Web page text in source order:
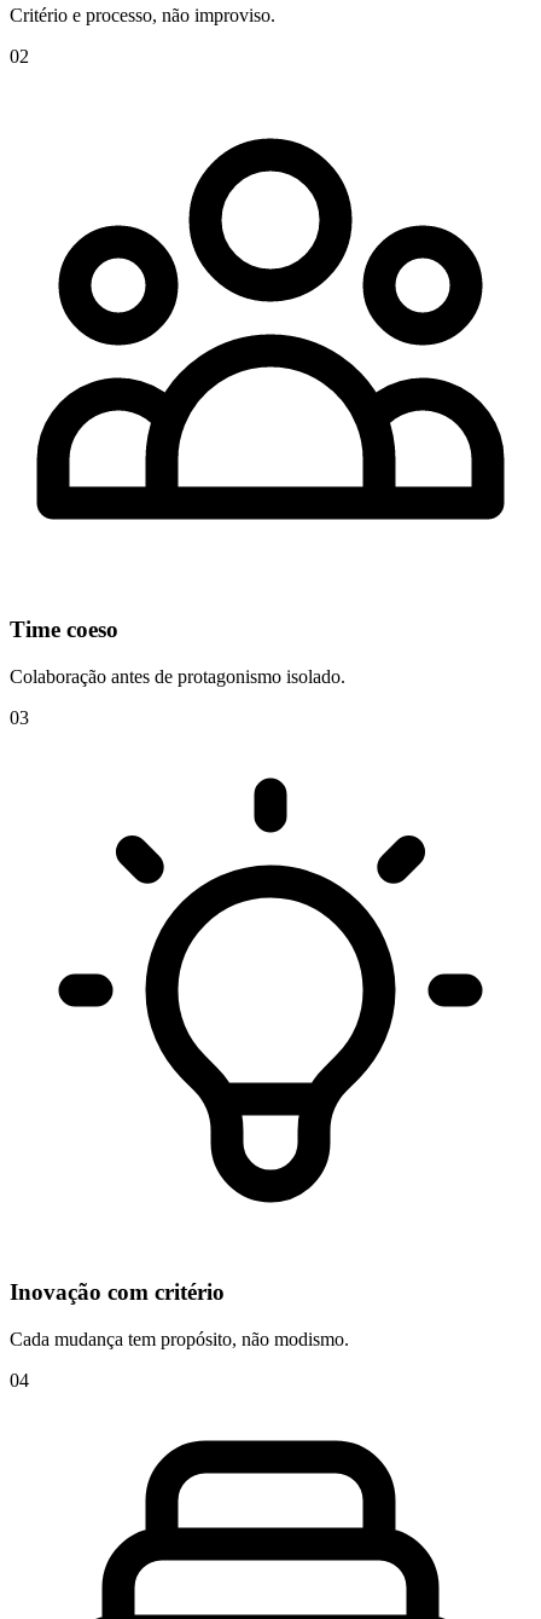
Critério e processo, não improviso.
02
Time coeso
Colaboração antes de protagonismo isolado.
03
Inovação com critério
Cada mudança tem propósito, não modismo.
04